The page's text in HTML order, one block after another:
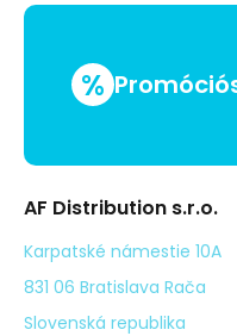
%
AF Distribution s.r.o.
Karpatské námestie 10A
831 06 Bratislava Rača
Slovenská republika